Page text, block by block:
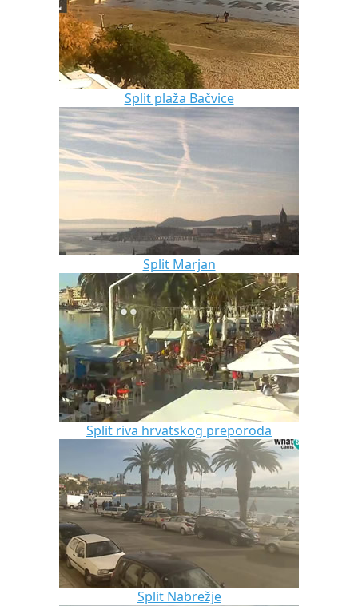
Split plaža Bačvice
Split Marjan
Split riva hrvatskog preporoda
Split Nabrežje